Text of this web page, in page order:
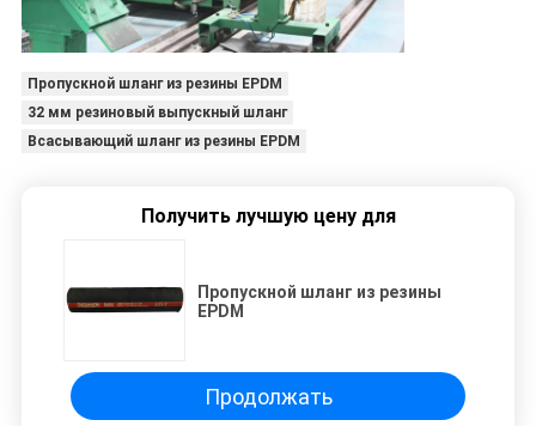
Пропускной шланг из резины EPDM
32 мм резиновый выпускный шланг
Всасывающий шланг из резины EPDM
Получить лучшую цену для
Пропускной шланг из резины
EPDM
Продолжать